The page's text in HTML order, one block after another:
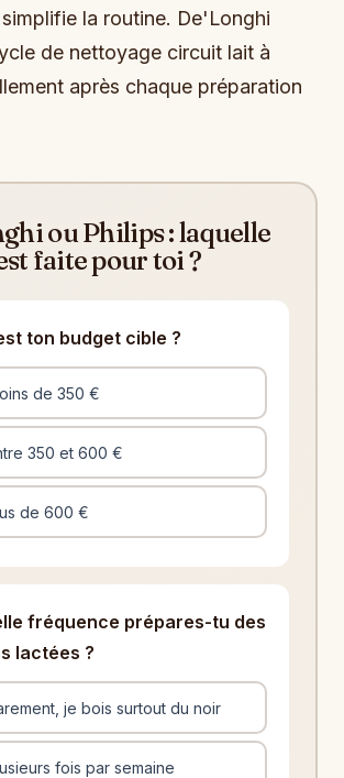
la routine. De'Longhi
de nettoyage circuit lait à
après chaque préparation
ou Philips : laquelle
faite pour toi ?
ton budget cible ?
de 350 €
350 et 600 €
de 600 €
fréquence prépares-tu des
lactées ?
je bois surtout du noir
fois par semaine